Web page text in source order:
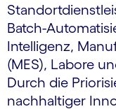
Batch-
Intelligenz,
(MES), Labore
Durch die
nachhaltiger